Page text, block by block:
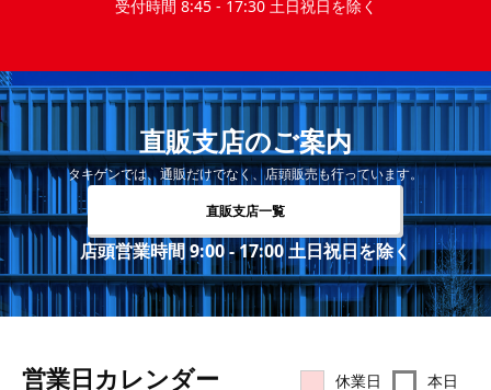
受付時間 8:45 - 17:30 土日祝日を除く
直販支店のご案内
タキゲンでは、通販だけでなく、店頭販売も行っています。
直販支店一覧
店頭営業時間 9:00 - 17:00 土日祝日を除く
営業⽇カレンダー 休業日 本日